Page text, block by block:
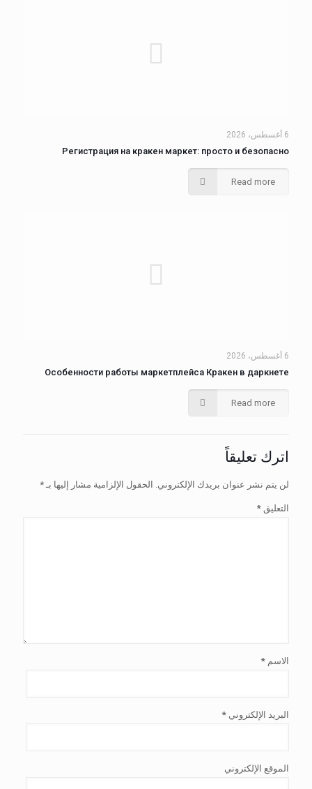
6 أغسطس، 2026
Регистрация на кракен маркет: просто и безопасно
Read more
6 أغسطس، 2026
Особенности работы маркетплейса Кракен в даркнете
Read more
اترك تعليقاً
لن يتم نشر عنوان بريدك الإلكتروني. الحقول الإلزامية مشار إليها بـ *
التعليق *
الاسم *
البريد الإلكتروني *
الموقع الإلكتروني